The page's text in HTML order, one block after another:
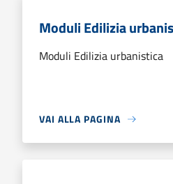
Moduli Edilizia
Moduli Edilizia urbanistica
VAI ALLA PAGINA